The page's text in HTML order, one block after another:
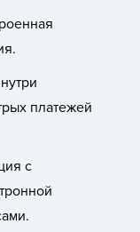
платежей
с